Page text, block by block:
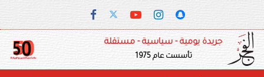
جريدة يومية - سياسية - مستقلة
تأسست عام 1975